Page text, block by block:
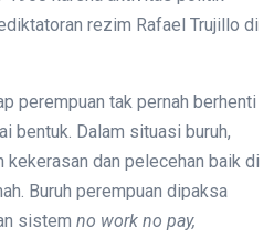
rezim Rafael Trujillo di
perempuan tak pernah berhenti
bentuk. Dalam situasi buruh,
kekerasan dan pelecehan baik di
Buruh perempuan dipaksa
sistem no work no pay,